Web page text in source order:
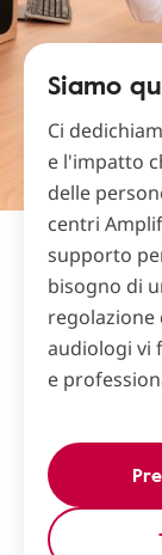
Siamo
Ci
e l'impatto
delle
centri
supporto
bisogno di
regolazione
audiologi vi
e